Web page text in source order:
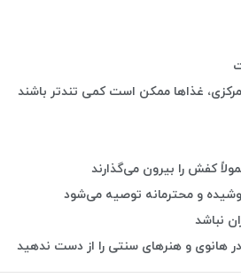
غذاها ممکن است کمی تندتر باشند
کفش را بیرون می‌گذارند
و محترمانه توصیه می‌شود
نباشد